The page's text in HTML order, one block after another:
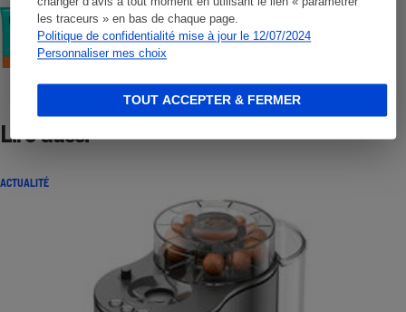
les traceurs » en bas de chaque page.
Politique de confidentialité mise à jour le 12/07/2024
Personnaliser mes choix
TOUT ACCEPTER & FERMER
Crèmes solaires visage - Le protocole
Lire aussi
ACTUALITÉ